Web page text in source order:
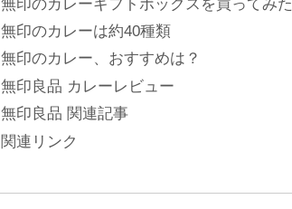
無印のカレーギフトボックスを買ってみた
無印のカレーは約40種類
無印のカレー、おすすめは？
無印良品 カレーレビュー
無印良品 関連記事
関連リンク